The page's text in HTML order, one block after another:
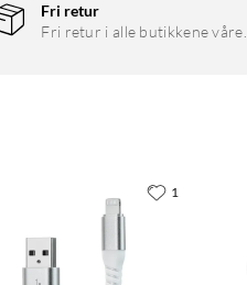
Fri retur
Fri retur i alle butikkene våre.
1